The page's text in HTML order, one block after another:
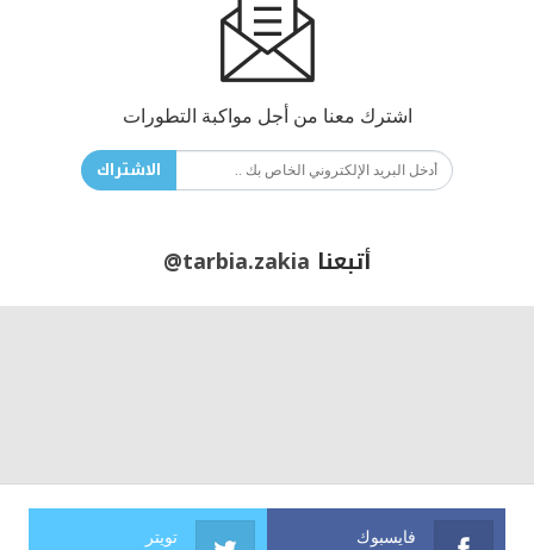
اشترك معنا من أجل مواكبة التطورات
الاشتراك
أتبعنا @tarbia.zakia
فايسبوك تويتر